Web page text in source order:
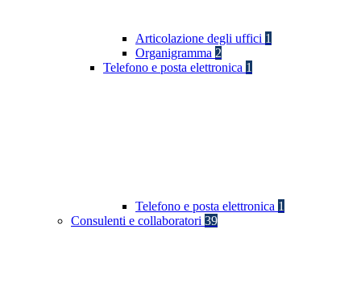
Articolazione degli uffici 1
Organigramma 2
Telefono e posta elettronica 1
Telefono e posta elettronica 1
Consulenti e collaboratori 39